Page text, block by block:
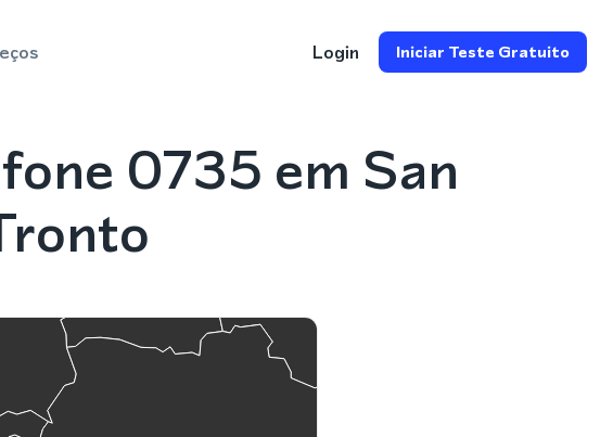
Login Iniciar Teste Gratuito
0735 em San